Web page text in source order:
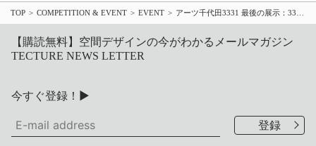
TOP COMPETITION & EVENT EVENT
【購読無料】空間デザインの今がわかるメールマガジン
TECTURE NEWS LETTER
今すぐ登録！▶